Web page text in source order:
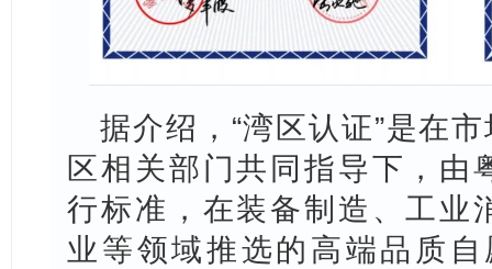
据介绍，“湾区认证”是在
区相关部门共同指导下，由
行标准，在装备制造、工业
业等领域推选的高端品质